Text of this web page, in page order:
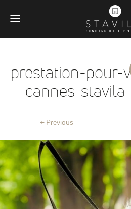
prestation-pour-
cannes-
← Previous